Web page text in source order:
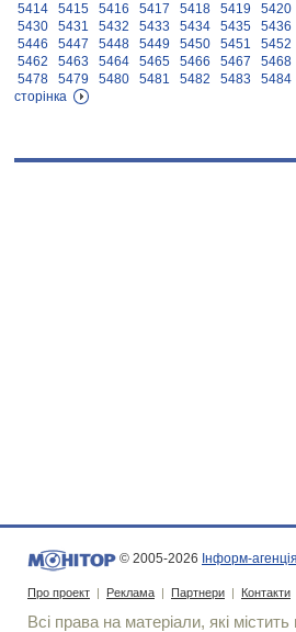
5414
5415 5416 5417 5418 5419 5420
5430
5431 5432 5433 5434 5435 5436
5446
5447 5448 5449 5450 5451 5452
5462
5463 5464 5465 5466 5467 5468
5478
5479 5480 5481 5482 5483 5484
сторінка
© 2005-2026 Інформ-
Про проект | Реклама | Партнери | Контакти
Всі права на матеріали, які